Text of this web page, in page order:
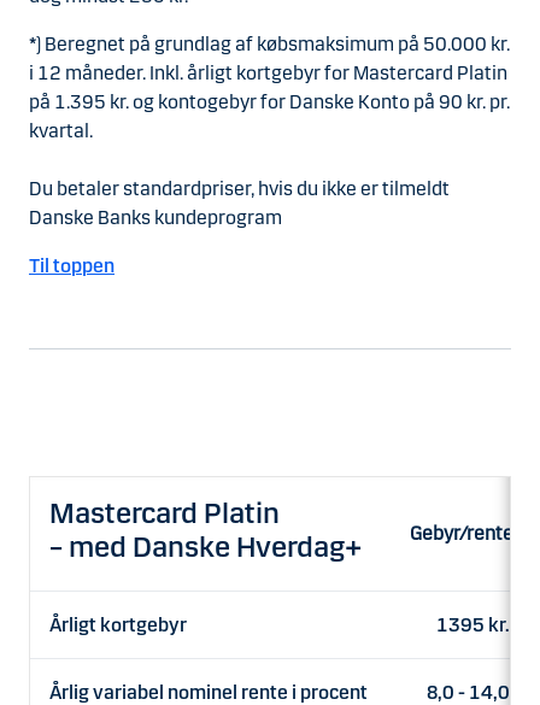
*) Beregnet på grundlag af købsmaksimum på 50.000 kr.
i 12 måneder. Inkl. årligt kortgebyr for Mastercard Platin
på 1.395 kr. og kontogebyr for Danske Konto på 90 kr. pr.
kvartal.
Du betaler standardpriser, hvis du ikke er tilmeldt
Danske Banks kundeprogram
Til toppen
Mastercard Platin
– med Danske Hverdag+
Gebyr/rente
Årligt kortgebyr 1395 kr.
Årlig variabel nominel rente i procent 8,0 - 14,0